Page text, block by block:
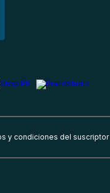
y condiciones del suscriptor